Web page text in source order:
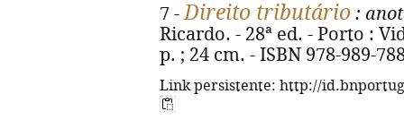
7 -Direito tributário :
Ricardo. - 28ª ed. - Porto :
p. ; 24 cm. - ISBN 978-989-
Link persistente: http://